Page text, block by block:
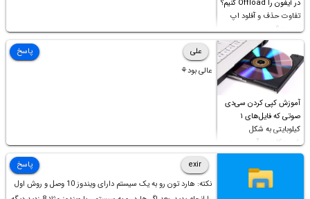
در آیفون را Offload کنیم؟
تفاوت حذف و آفلود اپ
چیست؟
آموزش کپی کردن سی‌دی
صوتی که فایل‌های ۱
کیلوبایتی به شکل
شورت‌کات در آن موجود
است!
علی
عالی بود⚘
پاسخ
exir
نکته: هارد تون رو به یک سیستم دارای ویندوز 10 وصل و روش اول
پاسخ